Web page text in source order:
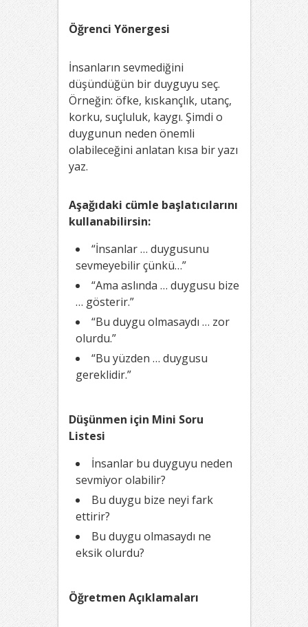
Öğrenci Yönergesi
İnsanların sevmediğini
düşündüğün bir duyguyu seç.
Örneğin: öfke, kıskançlık, utanç,
korku, suçluluk, kaygı. Şimdi o
duygunun neden önemli
olabileceğini anlatan kısa bir yazı
yaz.
Aşağıdaki cümle başlatıcılarını
kullanabilirsin:
“İnsanlar … duygusunu
sevmeyebilir çünkü…”
“Ama aslında … duygusu bize
… gösterir.”
“Bu duygu olmasaydı … zor
olurdu.”
“Bu yüzden … duygusu
gereklidir.”
Düşünmen için Mini Soru
Listesi
İnsanlar bu duyguyu neden
sevmiyor olabilir?
Bu duygu bize neyi fark
ettirir?
Bu duygu olmasaydı ne
eksik olurdu?
Öğretmen Açıklamaları